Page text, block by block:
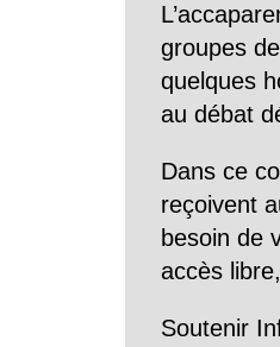
groupes
quelques
au débat
Dans ce
reçoivent
besoin de
accès
Soutenir